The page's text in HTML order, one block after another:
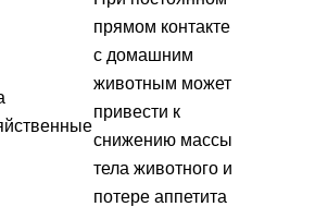
прямом контакте
с домашним
животным может
привести к
снижению массы
тела животного и
потере аппетита